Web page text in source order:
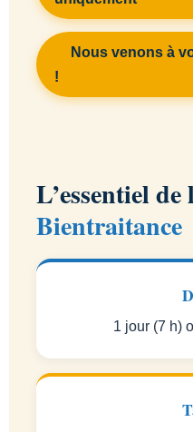
Nous venons à
!
L’essentiel de
Bientraitance
1 jour (7 h)